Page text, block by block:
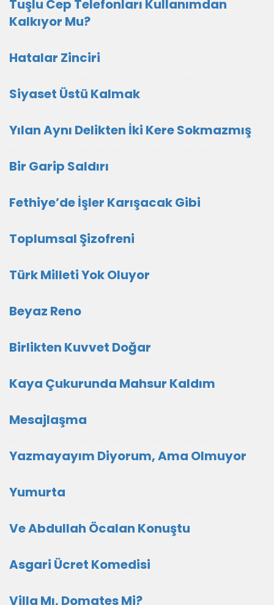
Tuşlu Cep Telefonları Kullanımdan
Kalkıyor Mu?
Hatalar Zinciri
Siyaset Üstü Kalmak
Yılan Aynı Delikten İki Kere Sokmazmış
Bir Garip Saldırı
Fethiye’de İşler Karışacak Gibi
Toplumsal Şizofreni
Türk Milleti Yok Oluyor
Beyaz Reno
Birlikten Kuvvet Doğar
Kaya Çukurunda Mahsur Kaldım
Mesajlaşma
Yazmayayım Diyorum, Ama Olmuyor
Yumurta
Ve Abdullah Öcalan Konuştu
Asgari Ücret Komedisi
Villa Mı, Domates Mi?